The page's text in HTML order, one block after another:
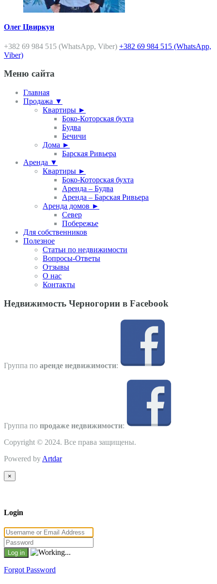
Олег Цвиркун
+382 69 984 515 (WhatsApp, Viber) +382 69 984 515 (WhatsApp,
Viber)
Меню сайта
Главная
Продажа ▼
Квартиры ►
Боко-Которская бухта
Будва
Бечичи
Дома ►
Барская Ривьера
Аренда ▼
Квартиры ►
Боко-Которская бухта
Аренда – Будва
Аренда – Барская Ривьера
Аренда домов ►
Север
Побережье
Для собственников
Полезное
Статьи по недвижимости
Вопросы-Ответы
Отзывы
О нас
Контакты
Недвижимость Черногории в Facebook
Группа по аренде недвижимости:
Группа по продаже недвижимости:
Copyright © 2024. Все права защищены.
Powered byArtdar
×
Login
Forgot Password